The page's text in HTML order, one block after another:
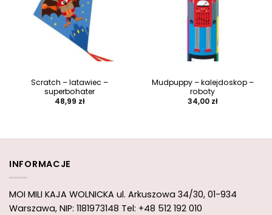
Scratch – latawiec –
superbohater
48,99 zł
Mudpuppy – kalejdoskop –
roboty
34,00 zł
INFORMACJE
MOI MILI KAJA WOLNICKA ul. Arkuszowa 34/30, 01-934
Warszawa, NIP: 1181973148 Tel: +48 512 192 010